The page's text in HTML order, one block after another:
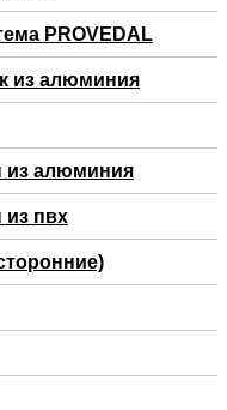
PROVEDAL
из алюминия
из алюминия
из пвх